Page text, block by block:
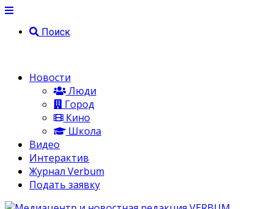
Поиск
Новости
Люди
Город
Кино
Школа
Видео
Интерактив
Журнал Verbum
Подать заявку